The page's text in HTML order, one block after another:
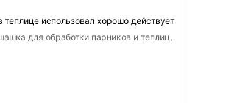
использовал хорошо действует
для обработки парников и теплиц,